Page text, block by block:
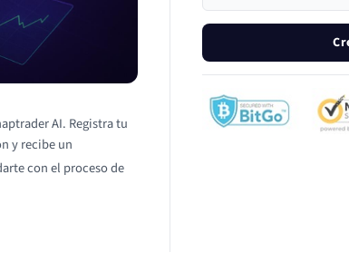
AI. Registra tu
y recibe un
con el proceso de